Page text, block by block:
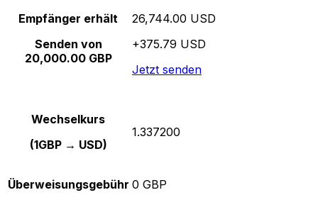
Empfänger erhält
Senden von
20,000.00 GBP
26,744.00 USD
+375.79 USD
Jetzt senden
Wechselkurs
(1GBP → USD)
1.337200
Überweisungsgebühr 0 GBP